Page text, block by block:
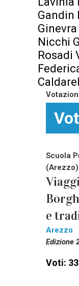
Gandin
Nicchi
Rosadi
Scuola
e
Arezzo
Edizione
Voti: